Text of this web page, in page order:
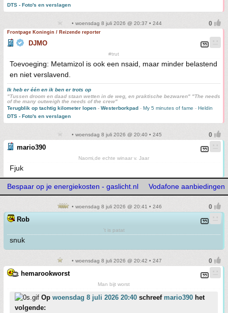
DTS - Foto's en verslagen
• woensdag 8 juli 2026 @ 20:37 • 244
Frontpage Koningin / Reizende reporter
DJMO
#trut
Toevoeging: Metamizol is ook een nsaid, maar minder belastend
en niet verslavend.
Ik heb er één en ik ben er trots op
"Tussen droom en daad staan wetten in de weg, en praktische bezwaren" "The needs
of the many outweigh the needs of the crew"
Terugblik op tachtig kilometer lopen - Westerborkpad - My 5 minutes of fame - Heldin
DTS - Foto's en verslagen
• woensdag 8 juli 2026 @ 20:40 • 245
mario390
Naomi,de echte winaar v. Jaar
Fjuk
Bespaar op je energiekosten - gaslicht.nl Vodafone aanbiedingen
• woensdag 8 juli 2026 @ 20:41 • 246
Rob
't is patat
snuk
• woensdag 8 juli 2026 @ 20:42 • 247
hemarookworst
Man bijt worst
Op woensdag 8 juli 2026 20:40 schreef mario390 het
volgende: